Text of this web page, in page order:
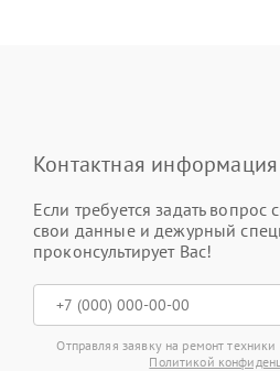
Контактная информация
Если требуется задать вопрос
свои данные и дежурный
проконсультирует Вас!
Отправляя заявку на ремонт
Политикой